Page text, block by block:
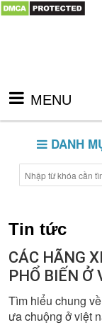
MENU
DANH
Tin tức
CÁC HÃNG
PHỔ BIẾN Ở
Tìm hiểu chung
ưa chuộng ở việt